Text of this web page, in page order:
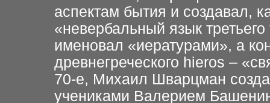
аспектам бытия и создавал,
«невербальный язык
именовал «иературами», а
древнегреческого hieros –
70-е, Михаил Шварцман
учениками Валерием